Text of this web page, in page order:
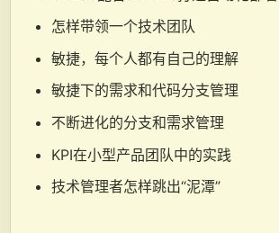
怎样带领一个技术团队
敏捷，每个人都有自己的理解
敏捷下的需求和代码分支管理
不断进化的分支和需求管理
KPI在小型产品团队中的实践
技术管理者怎样跳出“泥潭”